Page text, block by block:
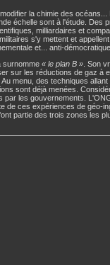
la chimie des
échelle sont à l'étude. Des
milliardaires et
s'y mettent et
et... anti-
surnomme « le plan B » . Son
sur les réductions de gaz à
menu, des techniques
sont déjà menées.
les gouvernements.
de ces expériences de géo-
partie des trois zones les